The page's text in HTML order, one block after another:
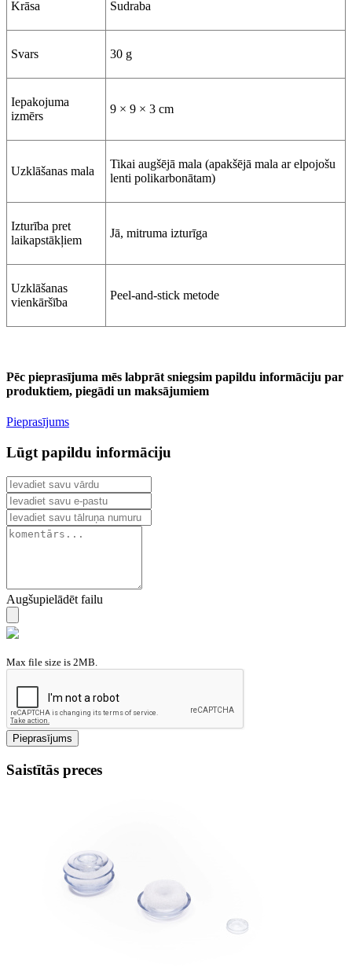
Krāsa Sudraba
Svars 30 g
Iepakojuma
izmērs
9 × 9 × 3 cm
Uzklāšanas mala
Tikai augšējā mala (apakšējā mala ar elpojošu
lenti polikarbonātam)
Izturība pret
laikapstākļiem
Jā, mitruma izturīga
Uzklāšanas
vienkāršība
Peel-and-stick metode
Pēc pieprasījuma mēs labprāt sniegsim papildu informāciju par
produktiem, piegādi un maksājumiem
Pieprasījums
Lūgt papildu informāciju
Augšupielādēt failu
Max file size is 2MB.
Pieprasījums
Saistītās preces